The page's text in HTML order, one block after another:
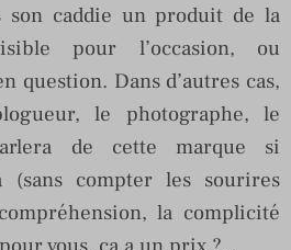
son caddie un produit de la
pour l’occasion, ou
question. Dans d’autres cas,
le photographe, le
de cette marque si
(sans compter les sourires
la complicité